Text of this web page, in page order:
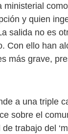
ministerial
y quien
salida no es
Con ello han
más grave,
a una triple
sobre el
trabajo del